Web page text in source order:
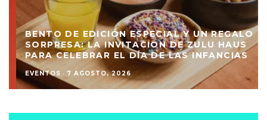
BENTO DE EDICIÓN ESPECIAL Y UN REGALO
SORPRESA: LA INVITACIÓN DE ZULU HAUS
PARA CELEBRAR EL DÍA DE LAS INFANCIAS
EVENTOS · 7 AGOSTO, 2026